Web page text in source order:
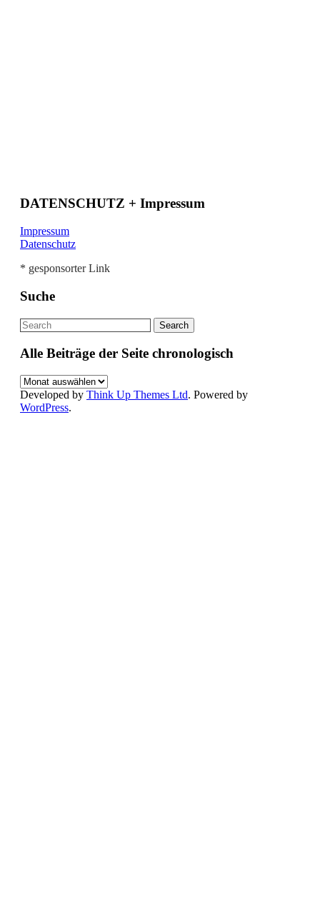
DATENSCHUTZ + Impressum
Impressum
Datenschutz
* gesponsorter Link
Suche
Alle Beiträge der Seite chronologisch
Alle
Beiträge
der
Developed by Think Up Themes Ltd. Powered by
WordPress.